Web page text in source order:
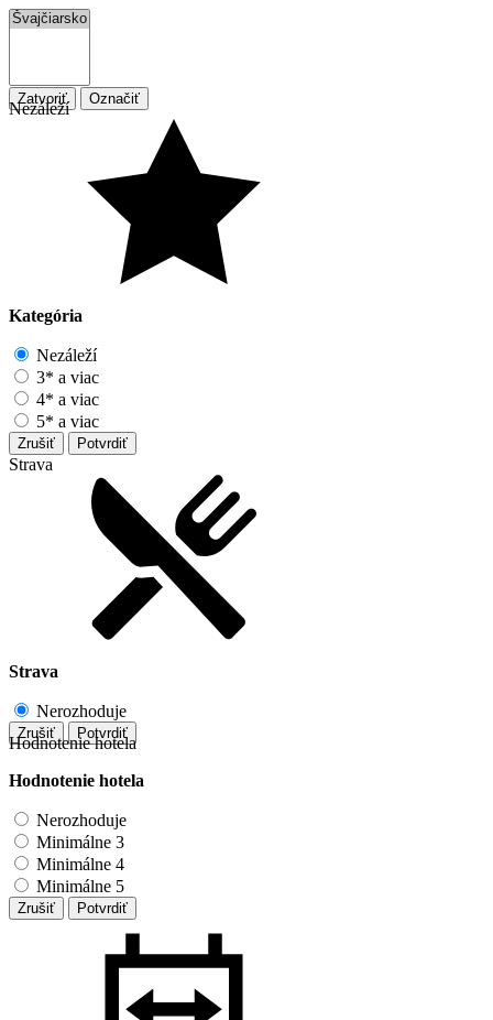
Zatvoriť Označiť
Nezáleží
Kategória
Nezáleží
3* a viac
4* a viac
5* a viac
Zrušiť Potvrdiť
Strava
Strava
Nerozhoduje
Zrušiť Potvrdiť
Hodnotenie hotela
Hodnotenie hotela
Nerozhoduje
Minimálne 3
Minimálne 4
Minimálne 5
Zrušiť Potvrdiť